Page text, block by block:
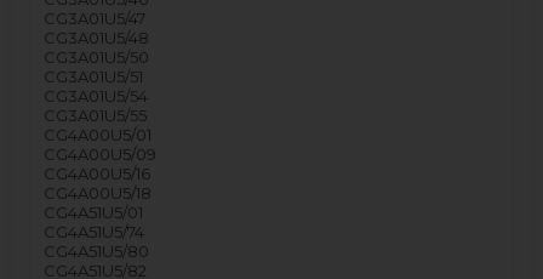
CG3A01U5/47
CG3A01U5/48
CG3A01U5/50
CG3A01U5/51
CG3A01U5/54
CG3A01U5/55
CG4A00U5/01
CG4A00U5/09
CG4A00U5/16
CG4A00U5/18
CG4A51U5/01
CG4A51U5/74
CG4A51U5/80
CG4A51U5/82